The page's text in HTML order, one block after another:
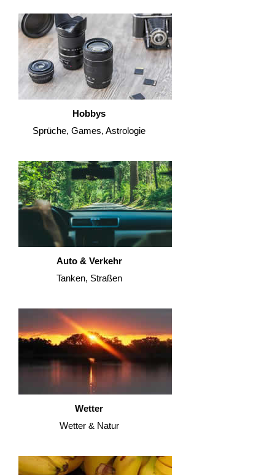
Hobbys
Sprüche, Games, Astrologie
Auto & Verkehr
Tanken, Straßen
Wetter
Wetter & Natur